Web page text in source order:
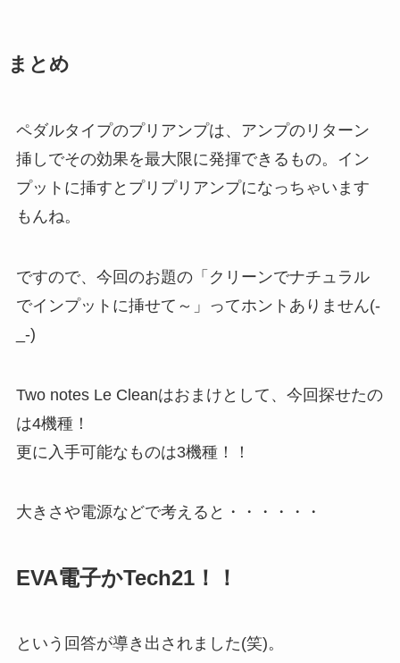
まとめ
ペダルタイプのプリアンプは、アンプのリターン
挿しでその効果を最大限に発揮できるもの。イン
プットに挿すとプリプリアンプになっちゃいます
もんね。
ですので、今回のお題の「クリーンでナチュラル
でインプットに挿せて～」ってホントありません(-
_-)
Two notes Le Cleanはおまけとして、今回探せたの
は4機種！
更に入手可能なものは3機種！！
大きさや電源などで考えると・・・・・・
EVA電子かTech21！！
という回答が導き出されました(笑)。